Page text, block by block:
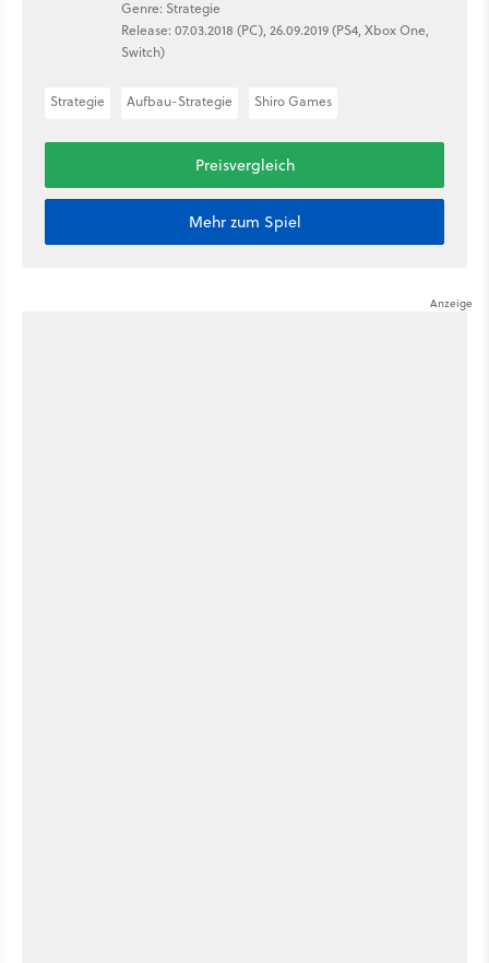
Genre: Strategie
Release: 07.03.2018 (PC), 26.09.2019 (PS4, Xbox One,
Switch)
Strategie Aufbau-Strategie Shiro Games
Preisvergleich
Mehr zum Spiel